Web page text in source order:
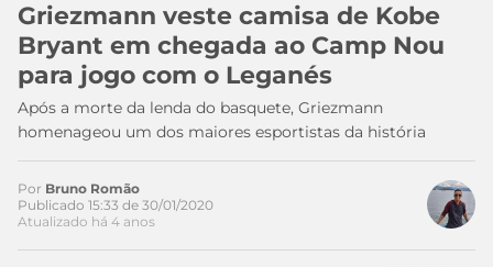
DE
APOSTA
MELHORES
SITES
DE
APOSTAS
2026
COPA
DO
MUNDO
TIMES
MEU
TIME
CAMPEONATOS
Griezmann veste camisa de Kobe
Bryant em chegada ao Camp Nou
para jogo com o Leganés
Após a morte da lenda do basquete, Griezmann
homenageou um dos maiores esportistas da história
Por Bruno Romão
Publicado 15:33 de 30/01/2020
Atualizado há 4 anos